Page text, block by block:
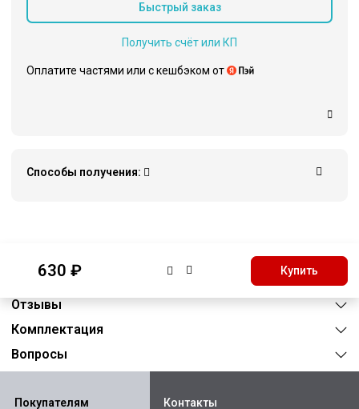
Быстрый заказ
Получить счёт или КП
Оплатите частями или c кешбэком от
Способы получения:
630 ₽ Купить
Характеристики
Отзывы
Комплектация
Вопросы
Покупателям Контакты